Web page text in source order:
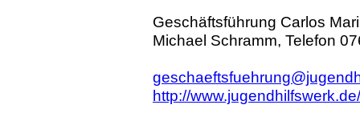
Geschäftsführung Carlos
Michael Schramm, Telefon
http://